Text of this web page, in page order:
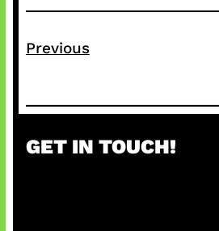
Previous
GET IN TOUCH!